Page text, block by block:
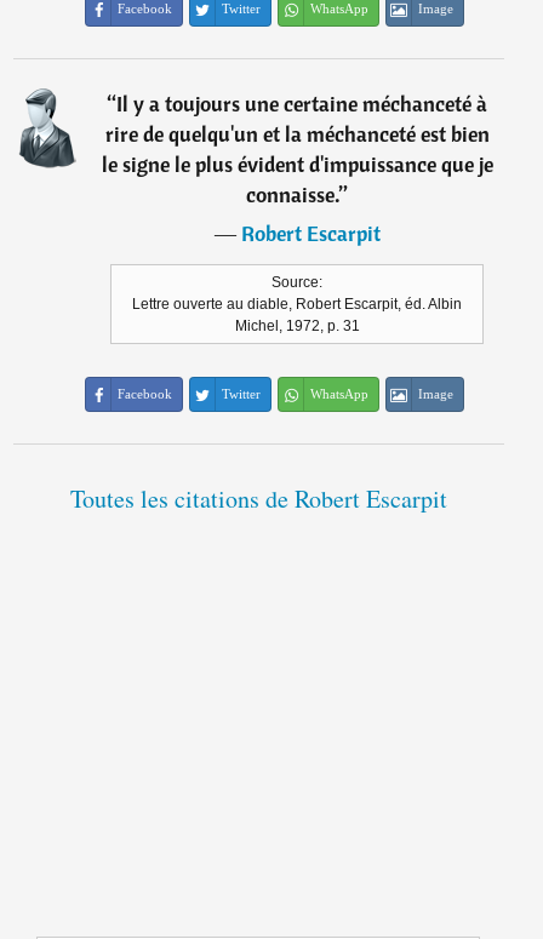
Facebook Twitter WhatsApp Image
“Il y a toujours une certaine méchanceté à
rire de quelqu'un et la méchanceté est bien
le signe le plus évident d'impuissance que je
connaisse.”
―Robert Escarpit
Source:
Lettre ouverte au diable, Robert Escarpit, éd. Albin
Michel, 1972, p. 31
Facebook Twitter WhatsApp Image
Toutes les citations de Robert Escarpit